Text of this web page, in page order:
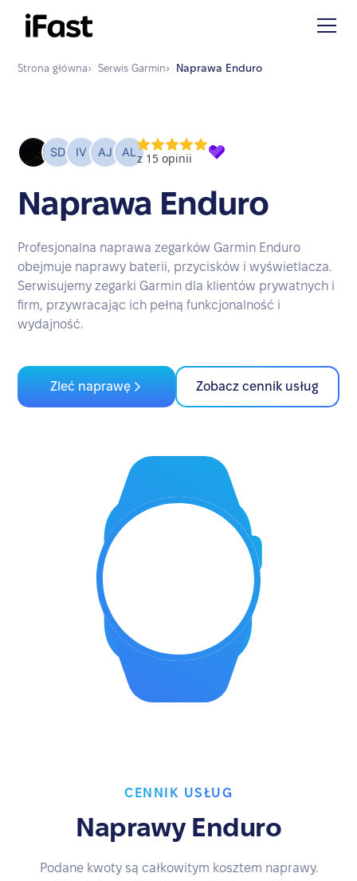
Strona główna› Serwis Garmin› Naprawa Enduro
Naprawa Enduro
Profesjonalna naprawa zegarków Garmin Enduro
obejmuje naprawy baterii, przycisków i wyświetlacza.
Serwisujemy zegarki Garmin dla klientów prywatnych i
firm, przywracając ich pełną funkcjonalność i
wydajność.
Zleć naprawę Zobacz cennik usług
CENNIK USŁUG
Naprawy Enduro
Podane kwoty są całkowitym kosztem naprawy.